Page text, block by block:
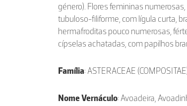
género). Flores femininas
tubuloso-filiforme, com lígula curta,
hermafroditas pouco numerosas,
cípselas achatadas, com papilhos
Família: ASTERACEAE
Nome Vernáculo: Avoadeira,